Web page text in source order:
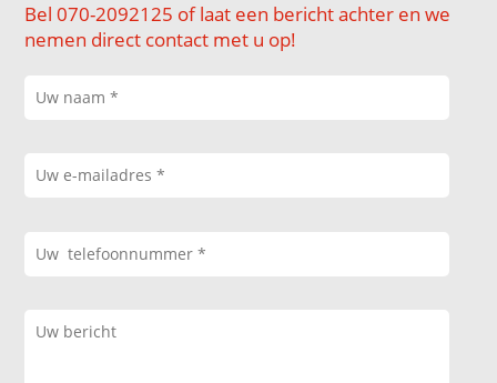
Bel 070-2092125 of laat een bericht achter en we
nemen direct contact met u op!